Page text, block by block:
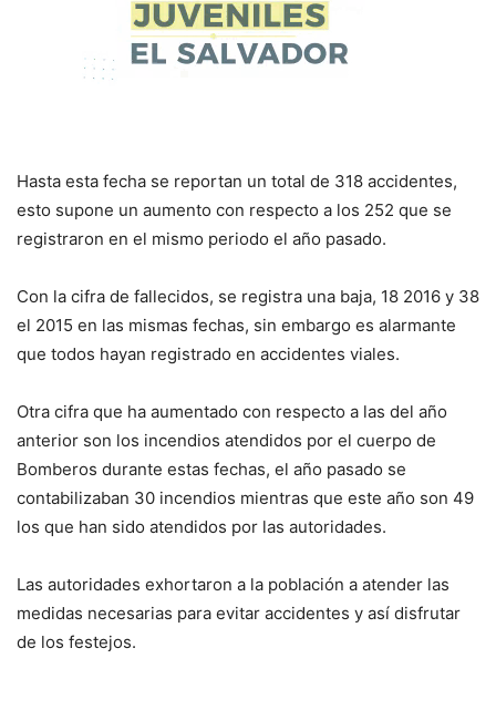
Hasta esta fecha se reportan un total de 318 accidentes,
esto supone un aumento con respecto a los 252 que se
registraron en el mismo periodo el año pasado.
Con la cifra de fallecidos, se registra una baja, 18 2016 y 38
el 2015 en las mismas fechas, sin embargo es alarmante
que todos hayan registrado en accidentes viales.
Otra cifra que ha aumentado con respecto a las del año
anterior son los incendios atendidos por el cuerpo de
Bomberos durante estas fechas, el año pasado se
contabilizaban 30 incendios mientras que este año son 49
los que han sido atendidos por las autoridades.
Las autoridades exhortaron a la población a atender las
medidas necesarias para evitar accidentes y así disfrutar
de los festejos.